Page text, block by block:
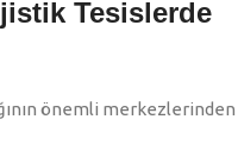
Tesislerde
önemli merkezlerinden